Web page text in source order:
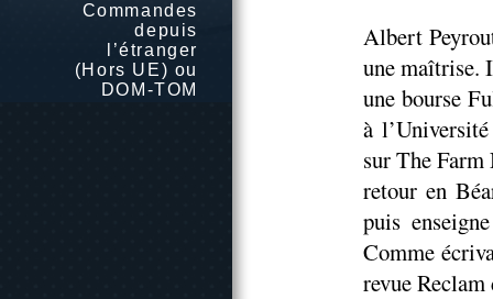
Commandes
depuis
l’étranger
(Hors UE) ou
DOM-TOM
Albert
une maîtrise.
une bourse
à
sur The
retour en
puis
Comme
revue Reclam